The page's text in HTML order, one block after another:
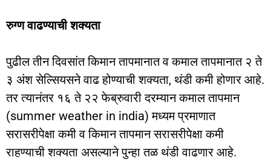
रुग्ण वाढण्याची शक्यता
पुढील तीन दिवसांत किमान तापमानात व कमाल तापमानात २ ते
३ अंश सेल्सियसने वाढ होण्याची शक्यता, थंडी कमी होणार आहे.
तर त्यानंतर १६ ते २२ फेब्रुवारी दरम्यान कमाल तापमान
(summer weather in india) मध्यम प्रमाणात
सरासरीपेक्षा कमी व किमान तापमान सरासरीपेक्षा कमी
राहण्याची शक्यता असल्याने पुन्हा तळ थंडी वाढणार आहे.